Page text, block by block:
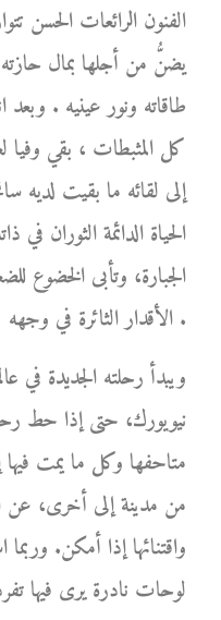
الفنون الرائعات الحسن
يضنُّ من أجلها بمال
طاقاته ونور عينيه .
كل المثبطات ، بقي
إلى لقائه ما بقيت لديه
الحياة الدائمة الثوران في
الجبارة، وتأبى الخضوع
الأقدار الثائرة في وجهه .
ويبدأ رحلته الجديدة في
نيويورك، حتى إذا حط
متاحفها وكل ما يمت
من مدينة إلى أخرى، عن
واقتنائها إذا أمكن.
لوحات نادرة يرى فيها